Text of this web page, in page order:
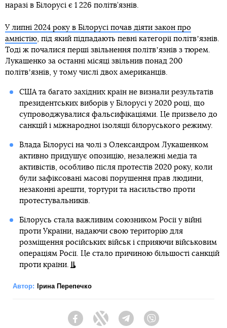
наразі в Білорусі є 1 226 політв’язнів.
У липні 2024 року в Білорусі почав діяти закон про
амністію , під який підпадають певні категорії політвʼязнів.
Тоді ж почалися перші звільнення політвʼязнів з тюрем.
Лукашенко за останні місяці звільнив понад 200
політвʼязнів, у тому числі двох американців.
США та багато західних країн не визнали результатів
президентських виборів у Білорусі у 2020 році, що
супроводжувалися фальсифікаціями. Це призвело до
санкцій і міжнародної ізоляції білоруського режиму.
Влада Білорусі на чолі з Олександром Лукашенком
активно придушує опозицію, незалежні медіа та
активістів, особливо після протестів 2020 року, коли
були зафіксовані масові порушення прав людини,
незаконні арешти, тортури та насильство проти
протестувальників.
Білорусь стала важливим союзником Росії у війні
проти України, надаючи свою територію для
розміщення російських військ і сприяючи військовим
операціям Росії. Це стало причиною більшості санкцій
проти країни.
Автор: Ірина Перепечко
FacebookTwitter Telegram